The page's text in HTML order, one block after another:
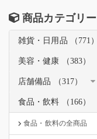
商品カテゴリー
雑貨・日用品 （771）
美容・健康 （383）
店舗備品 （317）
食品・飲料 （166）
食品・飲料の全商品